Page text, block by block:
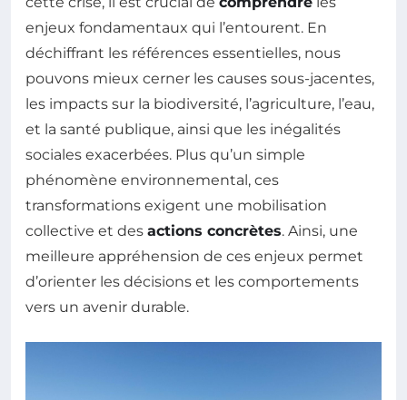
enjeux fondamentaux qui l’entourent. En
déchiffrant les références essentielles, nous
pouvons mieux cerner les causes sous-jacentes,
les impacts sur la biodiversité, l’agriculture, l’eau,
et la santé publique, ainsi que les inégalités
sociales exacerbées. Plus qu’un simple
phénomène environnemental, ces
transformations exigent une mobilisation
collective et des actions concrètes. Ainsi, une
meilleure appréhension de ces enjeux permet
d’orienter les décisions et les comportements
vers un avenir durable.